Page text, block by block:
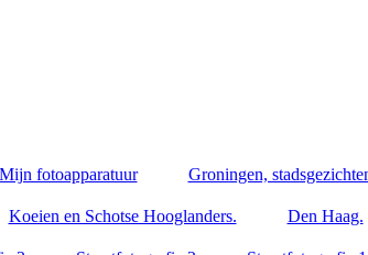
Mijn fotoapparatuur Groningen,
Koeien en Schotse Hooglanders. Den Haag.